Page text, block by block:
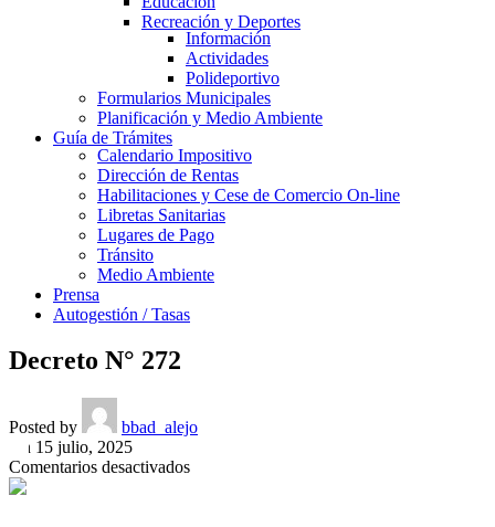
Recreación y Deportes
Información
Actividades
Polideportivo
Formularios Municipales
Planificación y Medio Ambiente
Guía de Trámites
Calendario Impositivo
Dirección de Rentas
Habilitaciones y Cese de Comercio On-line
Libretas Sanitarias
Lugares de Pago
Tránsito
Medio Ambiente
Prensa
Autogestión / Tasas
Decreto N° 272
Posted by
bbad_alejo
On 15 julio, 2025
Comentarios desactivadosen